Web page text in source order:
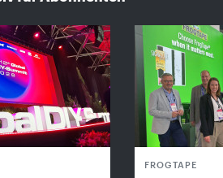
FROGTAPE